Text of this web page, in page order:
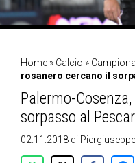
Home » Calcio »
rosanero cercano il
Palermo-
sorpasso al
02.11.2018 di